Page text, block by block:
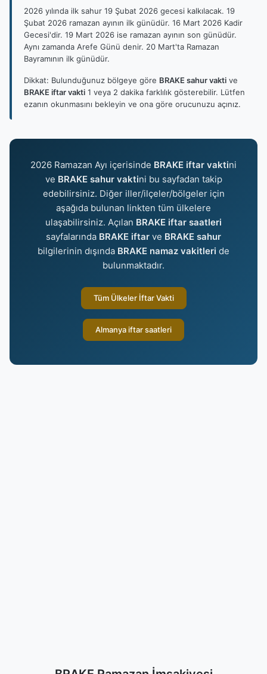
2026 yılında ilk sahur 19 Şubat 2026 gecesi kalkılacak. 19
Şubat 2026 ramazan ayının ilk günüdür. 16 Mart 2026 Kadir
Gecesi'dir. 19 Mart 2026 ise ramazan ayının son günüdür.
Aynı zamanda Arefe Günü denir. 20 Mart'ta Ramazan
Bayramının ilk günüdür.
Dikkat: Bulunduğunuz bölgeye göre BRAKE sahur vakti ve
BRAKE iftar vakti 1 veya 2 dakika farklılık gösterebilir. Lütfen
ezanın okunmasını bekleyin ve ona göre orucunuzu açınız.
2026 Ramazan Ayı içerisinde BRAKE iftar vaktini
ve BRAKE sahur vaktini bu sayfadan takip
edebilirsiniz. Diğer iller/ilçeler/bölgeler için
aşağıda bulunan linkten tüm ülkelere
ulaşabilirsiniz. Açılan BRAKE iftar saatleri
sayfalarında BRAKE iftar ve BRAKE sahur
bilgilerinin dışında BRAKE namaz vakitleri de
bulunmaktadır.
Tüm Ülkeler İftar Vakti
Almanya iftar saatleri